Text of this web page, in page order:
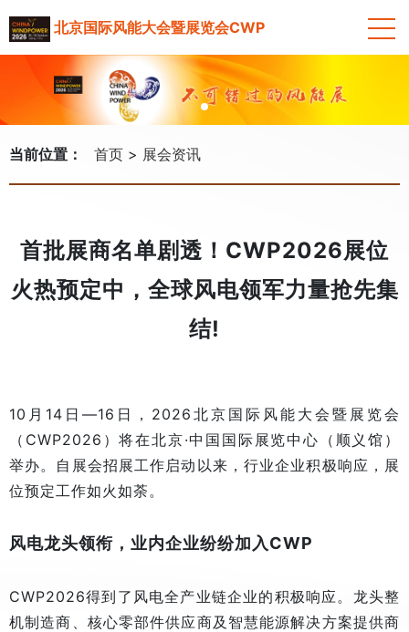
北京国际风能大会暨展览会CWP
当前位置： 首页 展会资讯
首批展商名单剧透！CWP2026展位
火热预定中，全球风电领军力量抢先集
结!
10月14日—16日，2026北京国际风能大会暨展览会
（CWP2026）将在北京·中国国际展览中心（顺义馆）
举办。自展会招展工作启动以来，行业企业积极响应，展
位预定工作如火如荼。
风电龙头领衔，业内企业纷纷加入CWP
CWP2026得到了风电全产业链企业的积极响应。龙头整
机制造商、核心零部件供应商及智慧能源解决方案提供商